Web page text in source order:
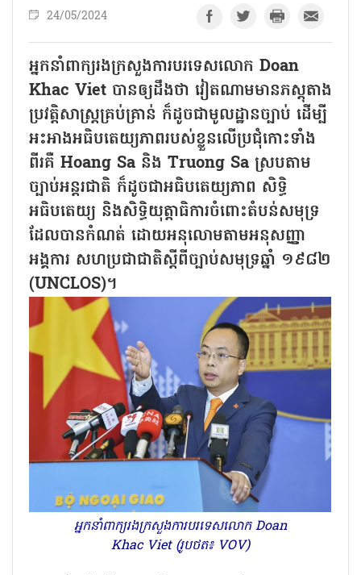
24/05/2024
អ្នកនាំពាក្យរងក្រសួងការបរទេសលោក Doan
Khac Viet បានឲ្យដឹងថា វៀតណាមមានភស្តុតាង
ប្រវត្តិសាស្ត្រគ្រប់គ្រាន់ ក៏ដូចជាមូលដ្ឋានច្បាប់ ដើម្បី
អះអាងអធិបតេយ្យភាពរបស់ខ្លួនលើប្រជុំកោះទាំង
ពីរគឺ Hoang Sa និង Truong Sa ស្របតាម
ច្បាប់អន្តរជាតិ ក៏ដូចជាអធិបតេយ្យភាព សិទ្ធិ
អធិបតេយ្យ និងសិទ្ធិយុត្តាធិការចំពោះតំបន់សមុទ្រ
ដែលបានកំណត់ ដោយអនុលោមតាមអនុសញ្ញា
អង្គការ សហប្រជាជាតិស្តីពីច្បាប់សមុទ្រឆ្នាំ ១៩៨២
(UNCLOS)។
អ្នកនាំពាក្យរងក្រសួងការបរទេសលោក Doan
Khac Viet (រូបថត៖ VOV)